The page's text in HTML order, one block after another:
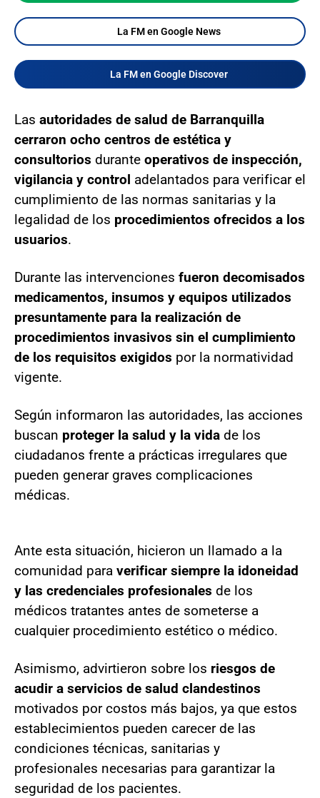
La FM en Google News
La FM en Google Discover
Las autoridades de salud de Barranquilla
cerraron ocho centros de estética y
consultorios durante operativos de inspección,
vigilancia y control adelantados para verificar el
cumplimiento de las normas sanitarias y la
legalidad de los procedimientos ofrecidos a los
usuarios.
Durante las intervenciones fueron decomisados
medicamentos, insumos y equipos utilizados
presuntamente para la realización de
procedimientos invasivos sin el cumplimiento
de los requisitos exigidos por la normatividad
vigente.
Según informaron las autoridades, las acciones
buscan proteger la salud y la vida de los
ciudadanos frente a prácticas irregulares que
pueden generar graves complicaciones
médicas.
Ante esta situación, hicieron un llamado a la
comunidad para verificar siempre la idoneidad
y las credenciales profesionales de los
médicos tratantes antes de someterse a
cualquier procedimiento estético o médico.
Asimismo, advirtieron sobre los riesgos de
acudir a servicios de salud clandestinos
motivados por costos más bajos, ya que estos
establecimientos pueden carecer de las
condiciones técnicas, sanitarias y
profesionales necesarias para garantizar la
seguridad de los pacientes.